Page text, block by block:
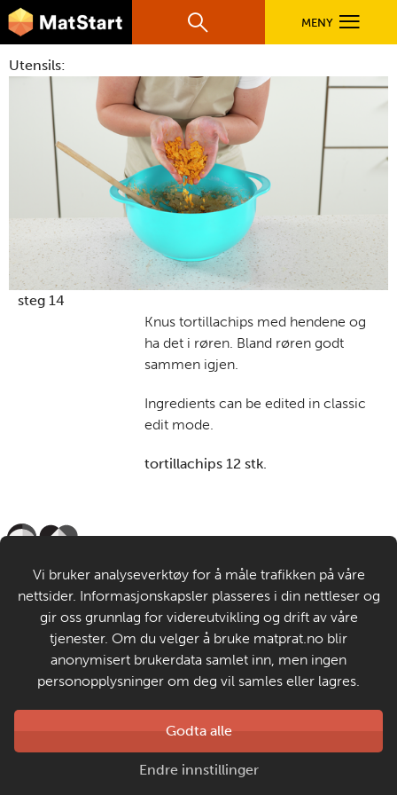
Hopp til hovedinnhold
hovednavigasjonsmobilversjon
MatStart
Søk MENY
OPPSKRIFTER
FILM
FØR DU STARTER
LÆR MER
TIL DE VOKSNE
Utensils:
steg 14
Knus tortillachips med hendene og
ha det i røren. Bland røren godt
sammen igjen.
Ingredients can be edited in classic
edit mode.
tortillachips 12 stk.
Om MatStart
Kontakt oss
Personvern og informasjonskapsler
Laget av
Matprat
Vi bruker analyseverktøy for å måle trafikken på våre
nettsider. Informasjonskapsler plasseres i din nettleser og
gir oss grunnlag for videreutvikling og drift av våre
tjenester. Om du velger å bruke matprat.no blir
anonymisert brukerdata samlet inn, men ingen
personopplysninger om deg vil samles eller lagres.
Godta alle
Endre innstillinger